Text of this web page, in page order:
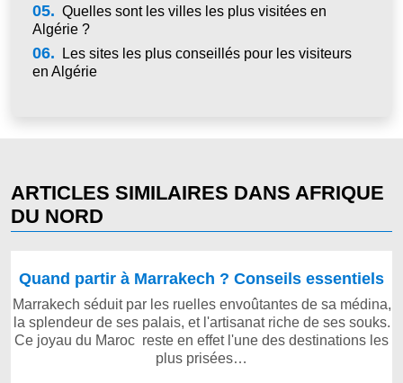
05. Quelles sont les villes les plus visitées en
Algérie ?
06.
Les sites les plus conseillés pour les visiteurs
en Algérie
ARTICLES SIMILAIRES DANS AFRIQUE
DU NORD
Quand partir à Marrakech ? Conseils essentiels
Marrakech séduit par les ruelles envoûtantes de sa médina,
la splendeur de ses palais, et l'artisanat riche de ses souks.
Ce joyau du Maroc reste en effet l'une des destinations les
plus prisées…